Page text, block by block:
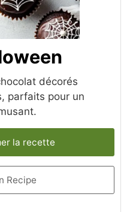
décorés
parfaits pour un
la recette
Recipe